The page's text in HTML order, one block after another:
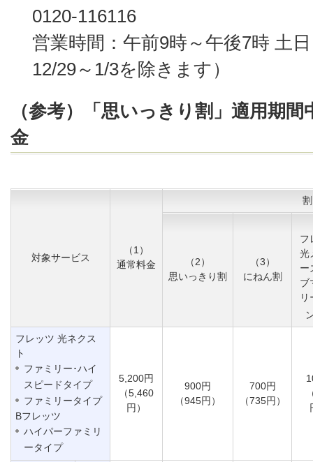
0120-116116
営業時間：午前9時～午後7時 土
12/29～1/3を除きます）
（参考）「思いっきり割」適用期
金
対象サービス
（1）
通常料金
（2）
思いっきり割
（3）
にねん割
フ
光
ー
ブ
リ
フレッツ 光ネクス
ト
ファミリー･ハイ
スピードタイプ
ファミリータイプ
Bフレッツ
ハイパーファミリ
ータイプ
5,200円
（5,460
円）
900円
（945円）
700円
（735円）